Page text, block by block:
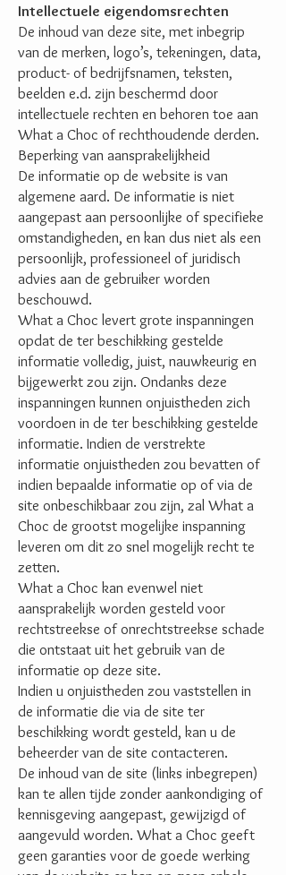
Intellectuele eigendomsrechten
De inhoud van deze site, met inbegrip
van de merken, logo’s, tekeningen, data,
product- of bedrijfsnamen, teksten,
beelden e.d. zijn beschermd door
intellectuele rechten en behoren toe aan
What a Choc of rechthoudende derden.
Beperking van aansprakelijkheid
De informatie op de website is van
algemene aard. De informatie is niet
aangepast aan persoonlijke of specifieke
omstandigheden, en kan dus niet als een
persoonlijk, professioneel of juridisch
advies aan de gebruiker worden
beschouwd.
What a Choc levert grote inspanningen
opdat de ter beschikking gestelde
informatie volledig, juist, nauwkeurig en
bijgewerkt zou zijn. Ondanks deze
inspanningen kunnen onjuistheden zich
voordoen in de ter beschikking gestelde
informatie. Indien de verstrekte
informatie onjuistheden zou bevatten of
indien bepaalde informatie op of via de
site onbeschikbaar zou zijn, zal What a
Choc de grootst mogelijke inspanning
leveren om dit zo snel mogelijk recht te
zetten.
What a Choc kan evenwel niet
aansprakelijk worden gesteld voor
rechtstreekse of onrechtstreekse schade
die ontstaat uit het gebruik van de
informatie op deze site.
Indien u onjuistheden zou vaststellen in
de informatie die via de site ter
beschikking wordt gesteld, kan u de
beheerder van de site contacteren.
De inhoud van de site (links inbegrepen)
kan te allen tijde zonder aankondiging of
kennisgeving aangepast, gewijzigd of
aangevuld worden. What a Choc geeft
geen garanties voor de goede werking